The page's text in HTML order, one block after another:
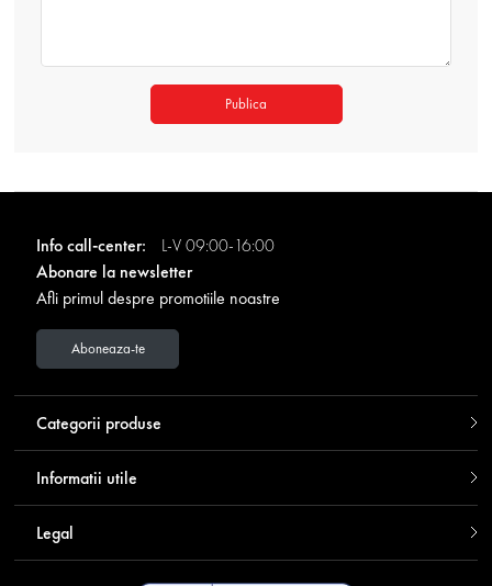
Publica
Info call-center:
L-V 09:00-16:00
Abonare la newsletter
Afli primul despre promotiile noastre
Aboneaza-te
Categorii produse
Informatii utile
Legal